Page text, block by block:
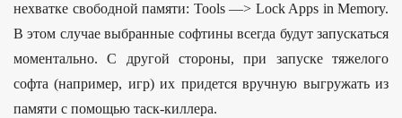
нехватке свободной памяти: Tools —> Lock Apps in Memory.
В этом случае выбранные софтины всегда будут запускаться
моментально. С другой стороны, при запуске тяжелого
софта (например, игр) их придется вручную выгружать из
памяти с помощью таск-киллера.